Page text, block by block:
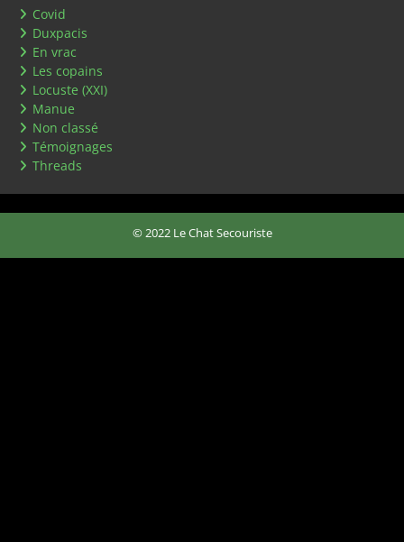
Covid
Duxpacis
En vrac
Les copains
Locuste (XXI)
Manue
Non classé
Témoignages
Threads
© 2022 Le Chat Secouriste